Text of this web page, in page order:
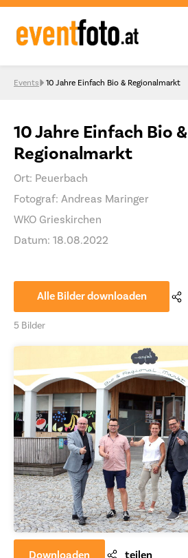
Skip to content
Events 10 Jahre Einfach Bio & Regionalmarkt
10 Jahre Einfach Bio &
Regionalmarkt
Ort: Peuerbach
Fotograf: Andreas Maringer
WKO Grieskirchen
Datum: 18.08.2022
Alle Bilder downloaden
5 Bilder
Downloaden teilen